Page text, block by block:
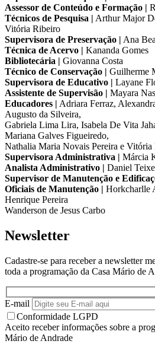
Assessor de Conteúdo e Formação |
Técnicos de Pesquisa | Arthur Major
Vitória Ribeiro
Supervisora de Preservação | Ana
Técnica de Acervo | Kananda Gomes
Bibliotecária | Giovanna Costa
Técnico de Conservação | Guilherme
Supervisora de Educativo | Layane
Assistente de Supervisão | Mayara
Educadores | Adriara Ferraz,
Augusto da Silveira,
Gabriela Lima Lira, Isabela De Vita
Mariana Galves Figueiredo,
Nathalia Maria Novais Pereira e Vitória
Supervisora Administrativa | Márcia
Analista Administrativo | Daniel
Supervisor de Manutenção e
Oficiais de Manutenção | Horkcharlle
Henrique Pereira
Wanderson de Jesus Carbo
Newsletter
Cadastre-se para receber a newsletter
toda a programação da Casa Mário de
E-mail
Conformidade LGPD
Aceito receber informações sobre a
Mário de Andrade